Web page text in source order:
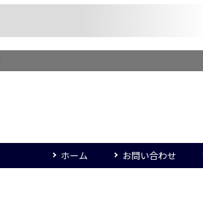
ホーム お問い合わせ